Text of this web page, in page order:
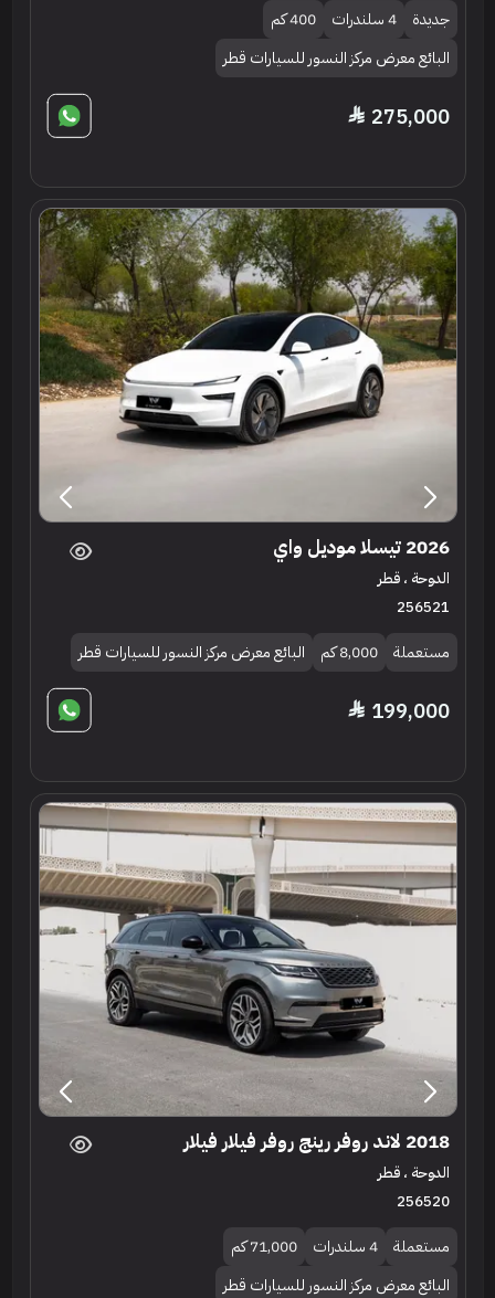
جديدة 4 سلندرات
400 كم
البائع معرض مركز النسور للسيارات قطر
275,000
2026 تيسلا موديل واي
الدوحة ، قطر
256521
مستعملة 8,000 كم البائع معرض مركز النسور للسيارات قطر
199,000
2018 لاند روفر رينج روفر فيلار فيلار
الدوحة ، قطر
256520
مستعملة 4 سلندرات
71,000 كم
البائع معرض مركز النسور للسيارات قطر